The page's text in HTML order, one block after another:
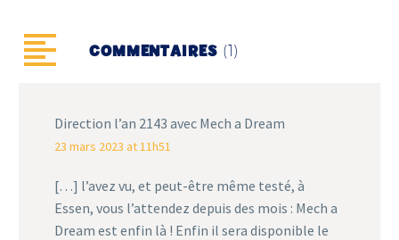
COMMENTAIRES (1)
Direction l’an 2143 avec Mech a Dream
23 mars 2023 at 11h51
[…] l’avez vu, et peut-être même testé, à
Essen, vous l’attendez depuis des mois : Mech a
Dream est enfin là ! Enfin il sera disponible le